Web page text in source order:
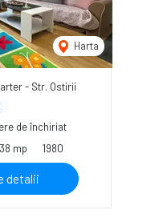
Harta
- Str. Ostirii
de închiriat
38 mp 1980
detalii